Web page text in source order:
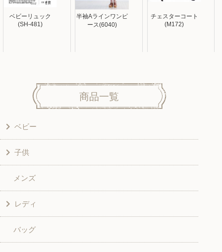
ベビーリュック
(SH-481)
半袖Aラインワンピ
ース(6040)
チェスターコート
(M172)
商品一覧
ベビー
洋服
和風衣類
グッズ
子供
ワンピース
シャツ・ブラウス
スカート・パンツ
メンズ
レディ
シャツ・ブラウス
バッグ